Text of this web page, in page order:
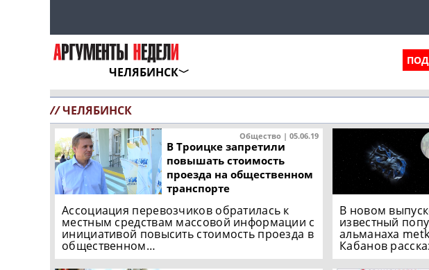
ЧЕЛЯБИНСК
//ЧЕЛЯБИНСК
Общество | 05.06.19
В Троицке запретили
повышать стоимость
проезда на общественном
транспорте
Ассоциация перевозчиков обратилась к
местным средствам массовой информации с
инициативой повысить стоимость проезда в
общественном…
В новом
известный
альманаха
Кабанов